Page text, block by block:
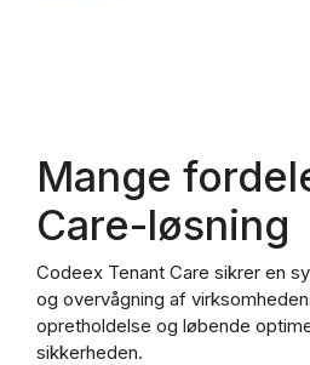
Mange
Care-løsning
Codeex Tenant Care sikrer en
og overvågning af
opretholdelse og løbende
sikkerheden.